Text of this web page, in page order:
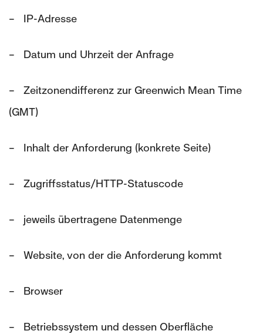
– IP-Adresse
– Datum und Uhrzeit der Anfrage
– Zeitzonendifferenz zur Greenwich Mean Time
(GMT)
– Inhalt der Anforderung (konkrete Seite)
– Zugriffsstatus/HTTP-Statuscode
– jeweils übertragene Datenmenge
– Website, von der die Anforderung kommt
– Browser
– Betriebssystem und dessen Oberfläche